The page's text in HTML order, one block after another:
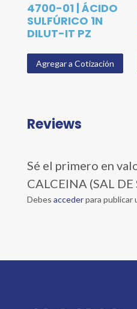
4700-01 | ÁCIDO
SULFÚRICO 1N
DILUT-IT PZ
Agregar a Cotización
Reviews
Sé el primero en
CALCEINA (SAL DE
Debes accederpara publicar